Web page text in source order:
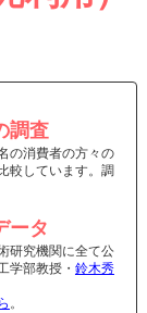
調査
の消費者の方々の
較しています。調
ータ
研究機関に全て公
学部教授・ 鈴木秀
。